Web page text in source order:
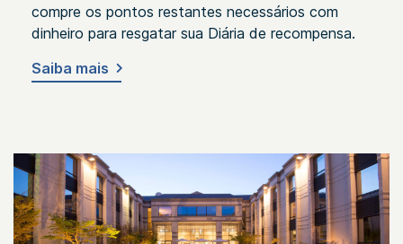
compre os pontos restantes necessários com
dinheiro para resgatar sua Diária de recompensa.
Saiba mais